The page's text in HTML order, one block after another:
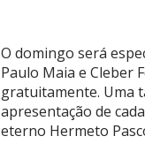
O domingo será
Paulo Maia e Cleber
gratuitamente. Uma
apresentação de
eterno Hermeto